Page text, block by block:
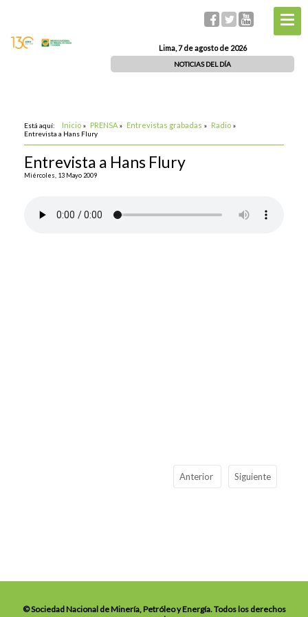
Lima, 7 de agosto de 2026
NOTICIAS DEL DÍA
Está aquí: Inicio » PRENSA » Entrevistas grabadas » Radio »
Entrevista a Hans Flury
Entrevista a Hans Flury
Miércoles, 13 Mayo 2009
Anterior Siguiente
© Sociedad Nacional de Minería, Petróleo y Energía. Todos los derechos